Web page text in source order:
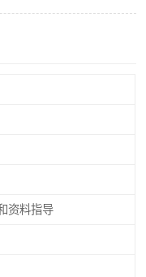
资料指导